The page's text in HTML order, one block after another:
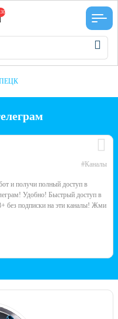
#Каналы
и получи полный доступ в
Удобно! Быстрый доступ в
без подписки на эти каналы! Жми